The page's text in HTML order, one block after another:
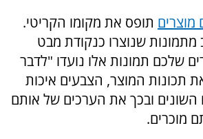
מוצרים תופס את מקומו הקריטי.
מתמונות שנוצרו כנקודת מבט
שלכם תמונות אלו נועדו "לדבר
תכונות המוצר, הצבעים איכות
השונים ובכך את הערכים של אותם
מוכרים.